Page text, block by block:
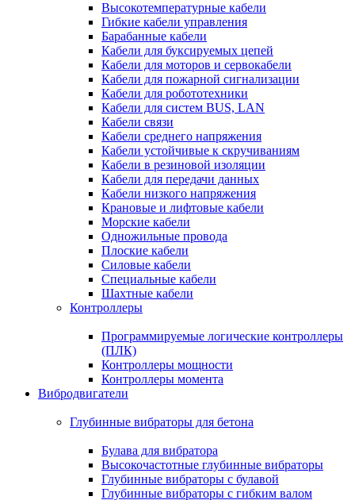
Высокотемпературные кабели
Гибкие кабели управления
Барабанные кабели
Кабели для буксируемых цепей
Кабели для моторов и сервокабели
Кабели для пожарной сигнализации
Кабели для робототехники
Кабели для систем BUS, LAN
Кабели связи
Кабели среднего напряжения
Кабели устойчивые к скручиваниям
Кабели в резиновой изоляции
Кабели для передачи данных
Кабели низкого напряжения
Крановые и лифтовые кабели
Морские кабели
Одножильные провода
Плоские кабели
Силовые кабели
Специальные кабели
Шахтные кабели
Контроллеры
Программируемые логические контроллеры
(ПЛК)
Контроллеры мощности
Контроллеры момента
Вибродвигатели
Глубинные вибраторы для бетона
Булава для вибратора
Высокочастотные глубинные вибраторы
Глубинные вибраторы с булавой
Глубинные вибраторы с гибким валом